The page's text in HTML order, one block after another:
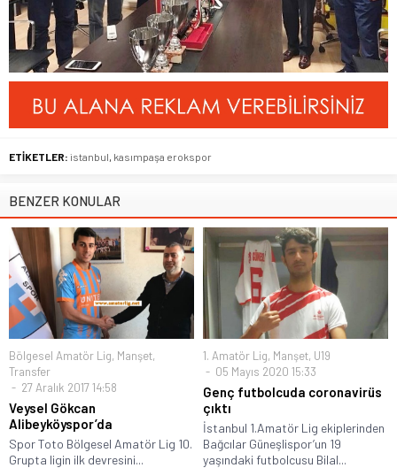
ETİKETLER: istanbul, kasımpaşa erokspor
BENZER KONULAR
Bölgesel Amatör Lig, Manşet,
Transfer
27 Aralık 2017 14:58
Veysel Gökcan
Alibeyköyspor’da
Spor Toto Bölgesel Amatör Lig 10.
Grupta ligin ilk devresini...
1. Amatör Lig, Manşet, U19
05 Mayıs 2020 15:33
Genç futbolcuda coronavirüs
çıktı
İstanbul 1.Amatör Lig ekiplerinden
Bağcılar Güneşlispor’un 19
yaşındaki futbolcusu Bilal...